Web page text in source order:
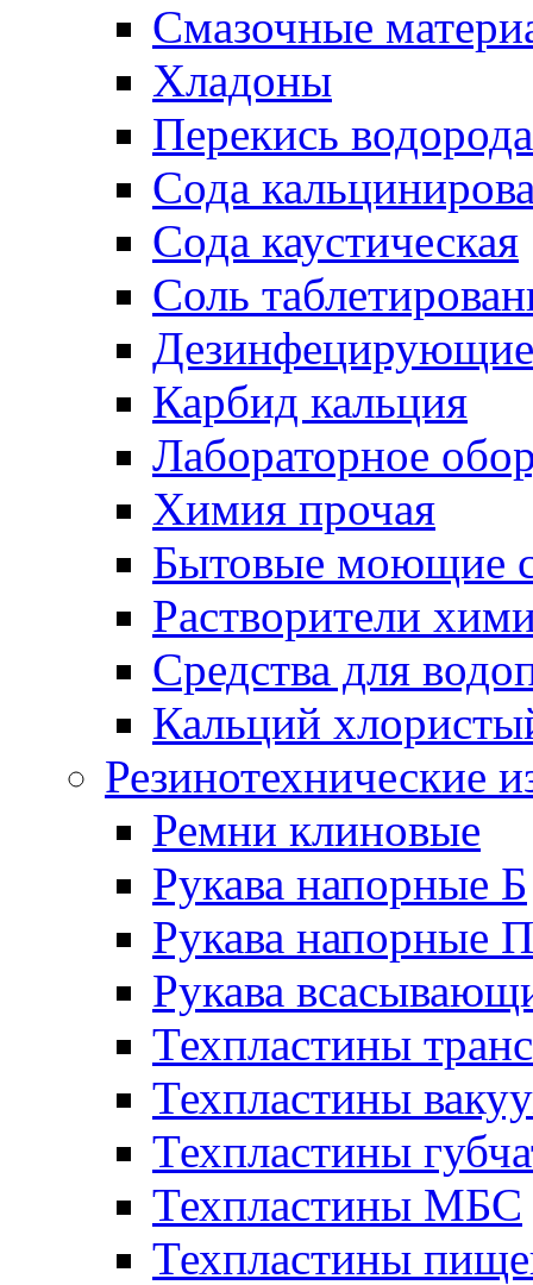
Смазочные
Хладоны
Перекись водорода
Сода
Сода каустическая
Соль
Дезинфецирующие
Карбид кальция
Лабораторное
Химия прочая
Бытовые моющие
Растворители
Средства для
Кальций
Резинотехнические
Ремни клиновые
Рукава напорные Б
Рукава напорные П
Рукава
Техпластины
Техпластины
Техпластины
Техпластины МБС
Техпластины